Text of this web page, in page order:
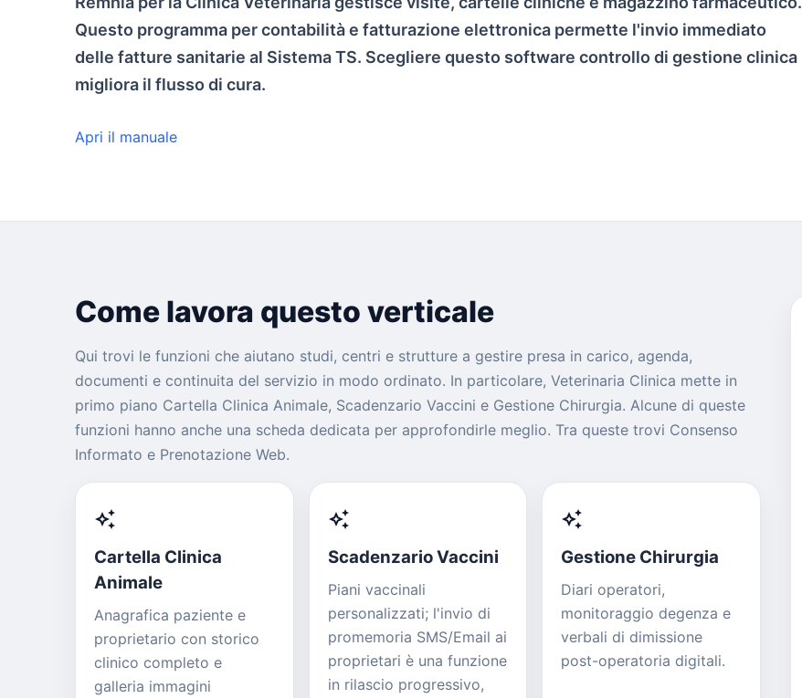
Questo programma per contabilità e fatturazione elettronica permette l'invio immediato
delle fatture sanitarie al Sistema TS. Scegliere questo software controllo di gestione clinica
migliora il flusso di cura.
Apri il manuale
Come lavora questo verticale
Qui trovi le funzioni che aiutano studi, centri e strutture a gestire presa in carico, agenda,
documenti e continuita del servizio in modo ordinato. In particolare, Veterinaria Clinica mette in
primo piano Cartella Clinica Animale, Scadenzario Vaccini e Gestione Chirurgia. Alcune di queste
funzioni hanno anche una scheda dedicata per approfondirle meglio. Tra queste trovi Consenso
Informato e Prenotazione Web.
auto_awesome
Cartella Clinica
Animale
Anagrafica paziente e
proprietario con storico
clinico completo e
galleria immagini
auto_awesome
Scadenzario Vaccini
Piani vaccinali
personalizzati; l'invio di
promemoria SMS/Email ai
proprietari è una funzione
in rilascio progressivo,
auto_awesome
Gestione Chirurgia
Diari operatori,
monitoraggio degenza e
verbali di dimissione
post-operatoria digitali.